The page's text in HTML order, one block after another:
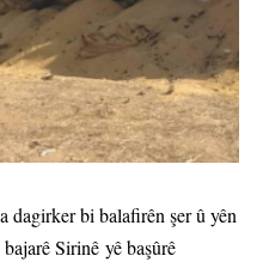
dagirker bi balafirên şer û yên
Sirinê yê başûrê